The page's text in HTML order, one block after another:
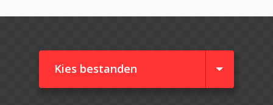
Kies bestanden